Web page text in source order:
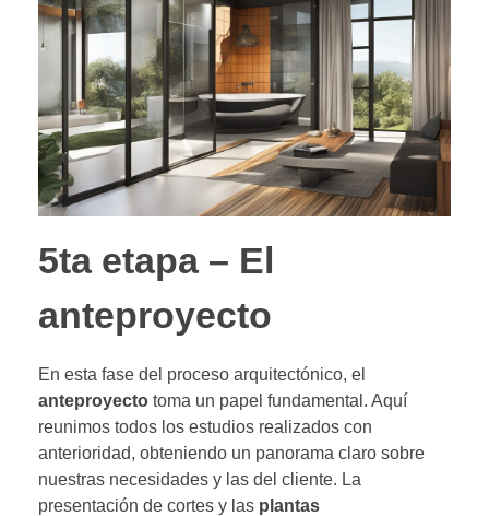
5ta etapa – El
anteproyecto
En esta fase del proceso arquitectónico, el
anteproyecto toma un papel fundamental. Aquí
reunimos todos los estudios realizados con
anterioridad, obteniendo un panorama claro sobre
nuestras necesidades y las del cliente. La
presentación de cortes y las plantas